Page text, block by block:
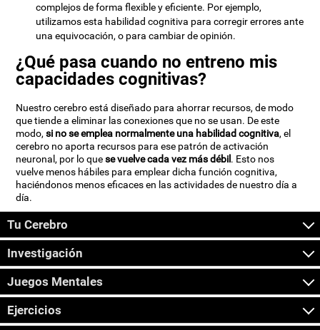
complejos de forma flexible y eficiente. Por ejemplo,
utilizamos esta habilidad cognitiva para corregir errores ante
una equivocación, o para cambiar de opinión.
¿Qué pasa cuando no entreno mis
capacidades cognitivas?
Nuestro cerebro está diseñado para ahorrar recursos, de modo
que tiende a eliminar las conexiones que no se usan. De este
modo,si no se emplea normalmente una habilidad cognitiva, el
cerebro no aporta recursos para ese patrón de activación
neuronal, por lo quese vuelve cada vez más débil . Esto nos
vuelve menos hábiles para emplear dicha función cognitiva,
haciéndonos menos eficaces en las actividades de nuestro día a
día.
Tu Cerebro
Investigación
Juegos Mentales
Ejercicios